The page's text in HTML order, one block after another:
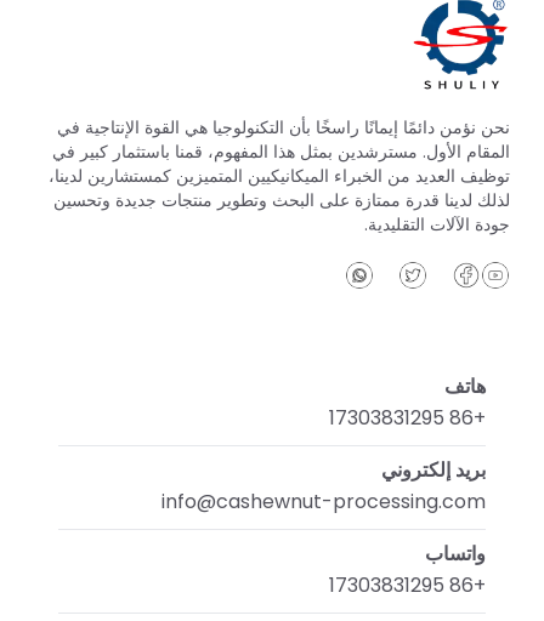
نحن نؤمن دائمًا إيمانًا راسخًا بأن التكنولوجيا هي القوة الإنتاجية في
المقام الأول. مسترشدين بمثل هذا المفهوم، قمنا باستثمار كبير في
توظيف العديد من الخبراء الميكانيكيين المتميزين كمستشارين لدينا،
لذلك لدينا قدرة ممتازة على البحث وتطوير منتجات جديدة وتحسين
جودة الآلات التقليدية.
هاتف
+86 17303831295
بريد إلكتروني
info@cashewnut-processing.com
واتساب
+86 17303831295